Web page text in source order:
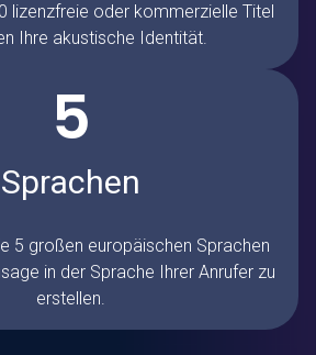
lizenzfreie oder kommerzielle Titel
Ihre akustische Identität.
5
Sprachen
5 großen europäischen Sprachen
in der Sprache Ihrer Anrufer zu
erstellen.